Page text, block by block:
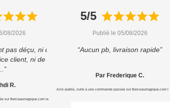
08/2026
pas déçu, ni du
client, ni de la
R.
sur Berceaumagique.com le 24/07/2026
5/5
Publié le 05/08/2026
“Aucun pb, livraison rapide”
Par Frederique C.
Avis publié, suite à une commande passée sur Berceaumagique.com